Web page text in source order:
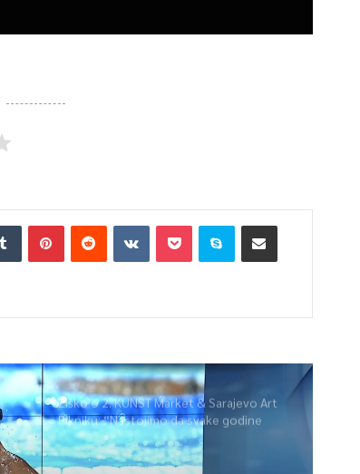
Žiško o 2. KUNST Market & Sarajevo Art
Pikniku: “Nastojimo da svake godine
ponudimo više događaja” (video)